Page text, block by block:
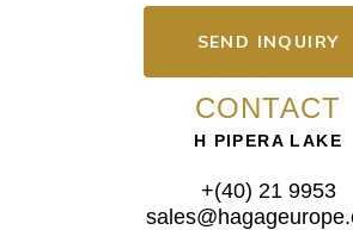
SEND INQUIRY
CONTACT
H PIPERA LAKE
+(40) 21 9953